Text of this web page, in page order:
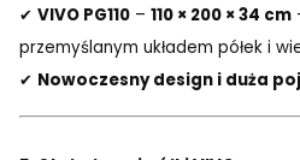
✔ VIVO PG110 – 110 × 200 × 34 cm
przemyślanym układem półek i
✔ Nowoczesny design i duża